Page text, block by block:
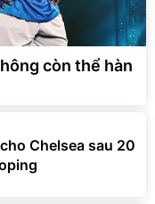
còn thể hàn
Chelsea sau 20